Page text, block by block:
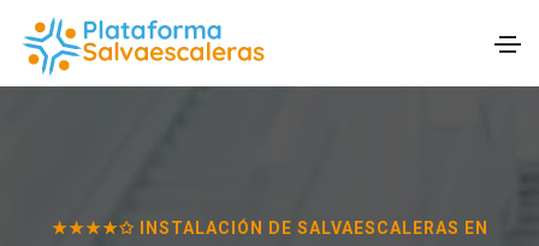
★★★★✩ INSTALACIÓN DE SALVAESCALERAS EN